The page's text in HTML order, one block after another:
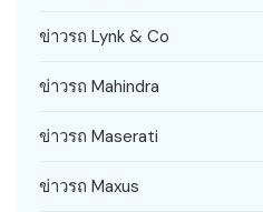
ข่าวรถ Lynk & Co
ข่าวรถ Mahindra
ข่าวรถ Maserati
ข่าวรถ Maxus